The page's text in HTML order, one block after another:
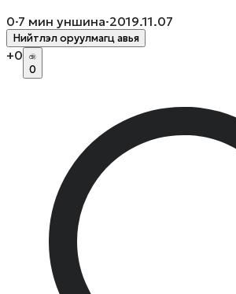
0·7 мин уншина·2019.11.07
Нийтлэл оруулмагц авья
+0
0